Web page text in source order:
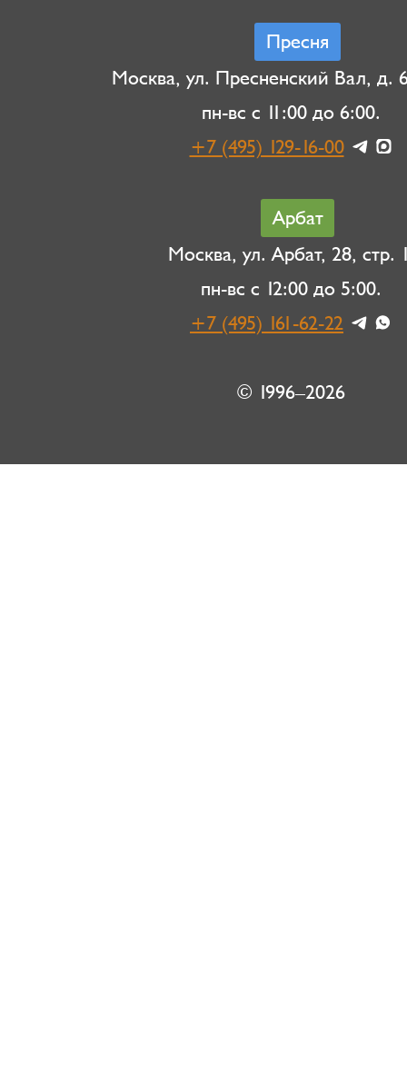
Пресня
Москва, ул. Пресненский Вал, д.
пн-вс с 11:00 до 6:00.
+7 (495) 129-16-00
Арбат
Москва, ул. Арбат, 28, стр.
пн-вс с 12:00 до 5:00.
+7 (495) 161-62-22
© 1996–2026